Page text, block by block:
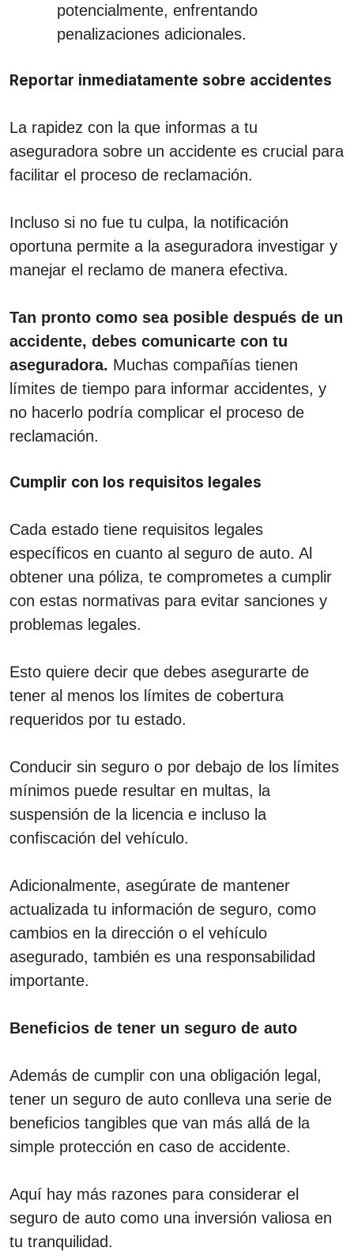
potencialmente, enfrentando
penalizaciones adicionales.
Reportar inmediatamente sobre accidentes
La rapidez con la que informas a tu
aseguradora sobre un accidente es crucial para
facilitar el proceso de reclamación.
Incluso si no fue tu culpa, la notificación
oportuna permite a la aseguradora investigar y
manejar el reclamo de manera efectiva.
Tan pronto como sea posible después de un
accidente, debes comunicarte con tu
aseguradora. Muchas compañías tienen
límites de tiempo para informar accidentes, y
no hacerlo podría complicar el proceso de
reclamación.
Cumplir con los requisitos legales
Cada estado tiene requisitos legales
específicos en cuanto al seguro de auto. Al
obtener una póliza, te comprometes a cumplir
con estas normativas para evitar sanciones y
problemas legales.
Esto quiere decir que debes asegurarte de
tener al menos los límites de cobertura
requeridos por tu estado.
Conducir sin seguro o por debajo de los límites
mínimos puede resultar en multas, la
suspensión de la licencia e incluso la
confiscación del vehículo.
Adicionalmente, asegúrate de mantener
actualizada tu información de seguro, como
cambios en la dirección o el vehículo
asegurado, también es una responsabilidad
importante.
Beneficios de tener un seguro de auto
Además de cumplir con una obligación legal,
tener un seguro de auto conlleva una serie de
beneficios tangibles que van más allá de la
simple protección en caso de accidente.
Aquí hay más razones para considerar el
seguro de auto como una inversión valiosa en
tu tranquilidad.